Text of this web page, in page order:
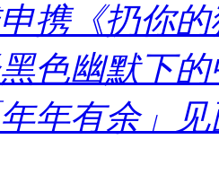
携《扔你
色幽默下
年有余」